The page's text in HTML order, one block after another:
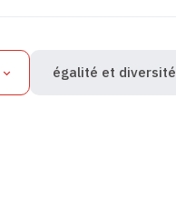
égalité et diversité